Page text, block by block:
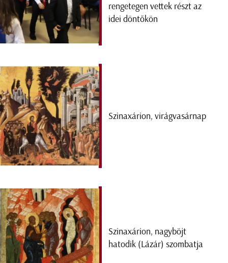
rengetegen vettek részt az
idei döntőkön
Szinaxárion, virágvasárnap
Szinaxárion, nagyböjt
hatodik (Lázár) szombatja